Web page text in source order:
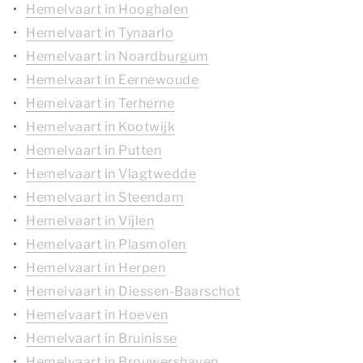
Hemelvaart in Hooghalen
Hemelvaart in Tynaarlo
Hemelvaart in Noardburgum
Hemelvaart in Eernewoude
Hemelvaart in Terherne
Hemelvaart in Kootwijk
Hemelvaart in Putten
Hemelvaart in Vlagtwedde
Hemelvaart in Steendam
Hemelvaart in Vijlen
Hemelvaart in Plasmolen
Hemelvaart in Herpen
Hemelvaart in Diessen-Baarschot
Hemelvaart in Hoeven
Hemelvaart in Bruinisse